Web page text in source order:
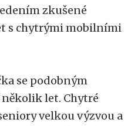
zkušené
s chytrými mobilními
se podobným
let. Chytré
velkou výzvou a